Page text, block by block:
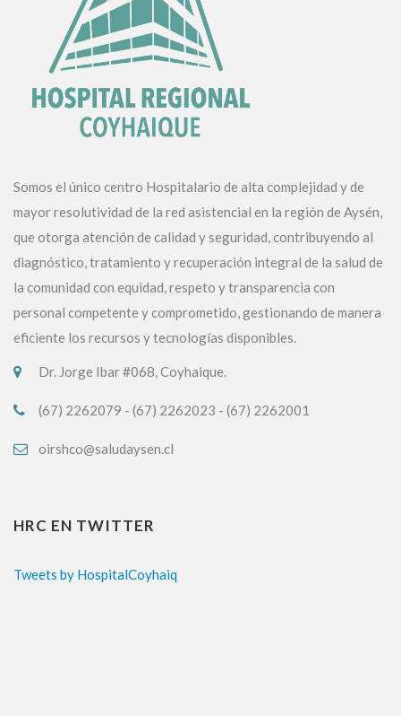
Somos el único centro Hospitalario de alta complejidad y de
mayor resolutividad de la red asistencial en la región de Aysén,
que otorga atención de calidad y seguridad, contribuyendo al
diagnóstico, tratamiento y recuperación integral de la salud de
la comunidad con equidad, respeto y transparencia con
personal competente y comprometido, gestionando de manera
eficiente los recursos y tecnologías disponibles.
Dr. Jorge Ibar #068, Coyhaique.
(67) 2262079 - (67) 2262023 - (67) 2262001
oirshco@saludaysen.cl
HRC EN TWITTER
Tweets by HospitalCoyhaiq